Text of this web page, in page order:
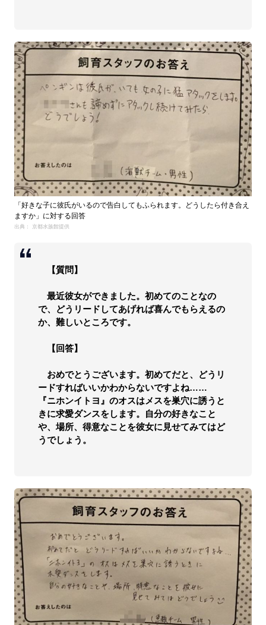
「好きな子に彼氏がいるので告白してもふられます。どうしたら付き合え
ますか」に対する回答
出典： 京都水族館提供
【質問】
最近彼女ができました。初めてのことなの
で、どうリードしてあげれば喜んでもらえるの
か、難しいところです。
【回答】
おめでとうございます。初めてだと、どうリ
ードすればいいかわからないですよね……
『ニホンイトヨ』のオスはメスを巣穴に誘うと
きに求愛ダンスをします。自分の好きなこと
や、場所、得意なことを彼女に見せてみてはど
うでしょう。